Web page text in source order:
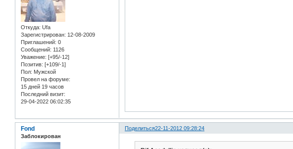
Откуда: Ufa
Зарегистрирован: 12-08-2009
Приглашений: 0
Сообщений: 1126
Уважение: [+95/-12]
Позитив: [+109/-1]
Пол: Мужской
Провел на форуме:
15 дней 19 часов
Последний визит:
29-04-2022 06:02:35
Поделиться22-11-2012 09:28:24
Fond
Заблокирован